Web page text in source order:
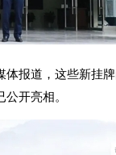
报道，这些新挂
公开亮相。